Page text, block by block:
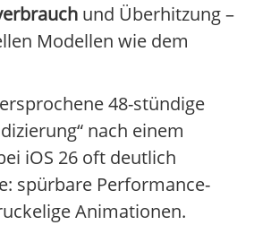
und Überhitzung –
Modellen wie dem
48-stündige
nach einem
iOS 26 oft deutlich
spürbare Performance-
Animationen.